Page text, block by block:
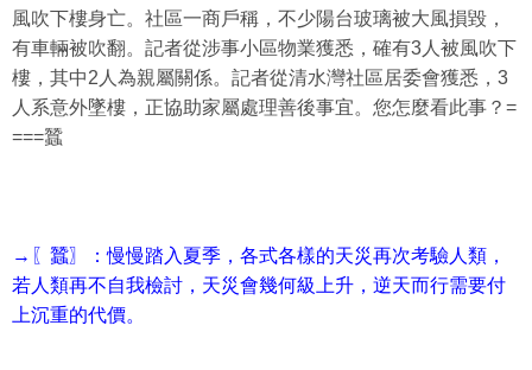
風吹下樓身亡。社區一商戶稱，不少陽台玻璃被大風損毀，
有車輛被吹翻。記者從涉事小區物業獲悉，確有3人被風吹下
樓，其中2人為親屬關係。記者從清水灣社區居委會獲悉，3
人系意外墜樓，正協助家屬處理善後事宜。您怎麼看此事？=
===蠶
→〖蠶〗：慢慢踏入夏季，各式各樣的天災再次考驗人類，
若人類再不自我檢討，天災會幾何級上升，逆天而行需要付
上沉重的代價。